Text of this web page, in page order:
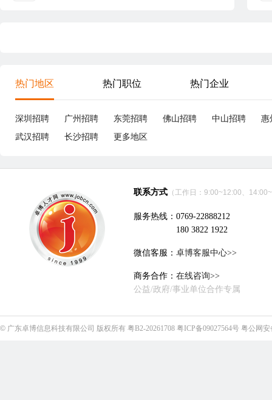
热门地区 热门职位 热门企业
深圳招聘 广州招聘 东莞招聘 佛山招聘 中山招聘
惠
武汉招聘
长沙招聘 更多地区
联系方式 （工作日：9:00~12:00、
服务热线：0769-22888212
180 3822 1922
微信客服： 卓博客服中心>>
商务合作： 在线咨询>>
公益/政府/事业单位合作专属
© 广东卓博信息科技有限公司 版权所有 粤B2-20261708 粤ICP备09027564号 粤公网安